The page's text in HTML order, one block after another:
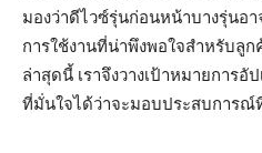
มองว่าดีไวซ์รุ่นก่อนหน้าบางรุ่นอ
การใช้งานที่น่าพึงพอใจสำหรับลู
ล่าสุดนี้ เราจึงวางเป้าหมายการอั
ที่มั่นใจได้ว่าจะมอบประสบการณ์